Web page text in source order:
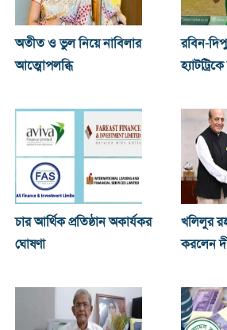
অতীত ও ভুল নিয়ে নাবিলার
আত্মোপলব্ধি
রবিন-
চার আর্থিক প্রতিষ্ঠান অকার্যকর
ঘোষণা
খ‌লিলুর
করলেন